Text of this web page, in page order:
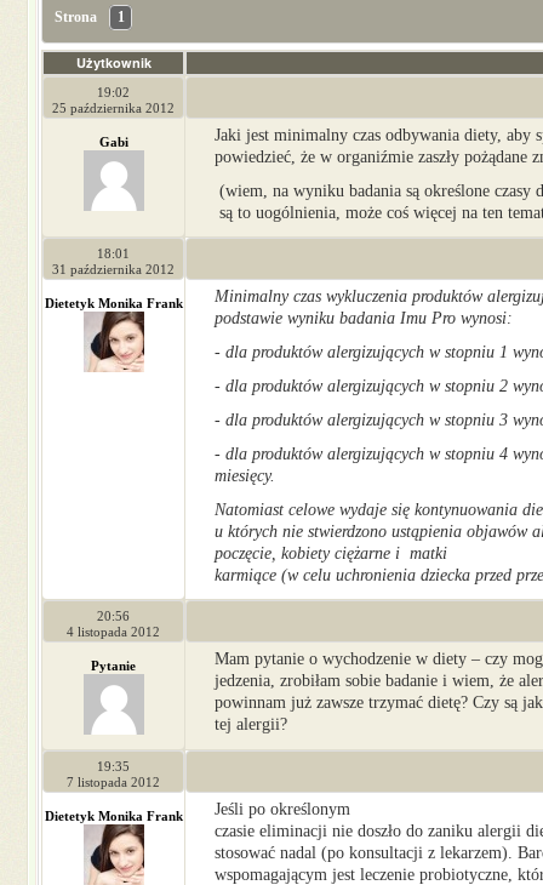
Strona 1
Użytkownik
19:02
25 października 2012
Gabi
Jaki jest minimalny czas odbywania diety, aby
powiedzieć, że w organiźmie zaszły pożądane
(wiem, na wyniku badania są określone czasy
są to uogólnienia, może coś więcej na ten
18:01
31 października 2012
Dietetyk Monika Frank
Minimalny czas wykluczenia produktów
podstawie wyniku badania Imu Pro wynosi:
- dla produktów alergizujących w stopniu 1
- dla produktów alergizujących w stopniu 2
- dla produktów alergizujących w stopniu 3
- dla produktów alergizujących w stopniu 4
miesięcy.
Natomiast celowe wydaje się kontynuowania
u których nie stwierdzono ustąpienia objawów
poczęcie, kobiety ciężarne i matki
karmiące (w celu uchronienia dziecka przed
20:56
4 listopada 2012
Pytanie
Mam pytanie o wychodzenie w diety – czy
jedzenia, zrobiłam sobie badanie i wiem, że
powinnam już zawsze trzymać dietę? Czy są
tej alergii?
19:35
7 listopada 2012
Dietetyk Monika Frank
Jeśli po określonym
czasie eliminacji nie doszło do zaniku alergii
stosować nadal (po konsultacji z lekarzem).
wspomagającym jest leczenie probiotyczne,